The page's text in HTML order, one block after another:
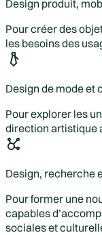
Design produit,
Pour créer des
les besoins des
Design de mode et
Pour explorer les
direction artistique
Design, recherche
Pour former une
capables
sociales et